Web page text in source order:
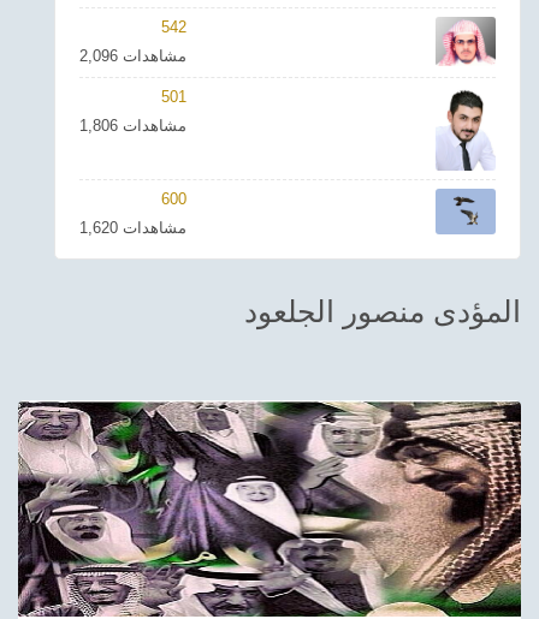
احدث الفيديوهات
ترفيهي
Asian
Foreign
Sudani tones
542
2,096 مشاهدات
501
1,806 مشاهدات
600
1,620 مشاهدات
المؤدى منصور الجلعود